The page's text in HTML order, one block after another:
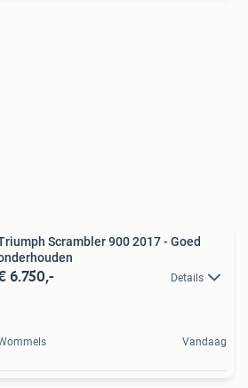
Scrambler 900 2017 - Goed
6.750,- Details
Vandaag